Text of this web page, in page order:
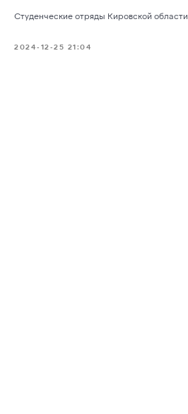
Студенческие отряды Кировской области
2024-12-25 21:04